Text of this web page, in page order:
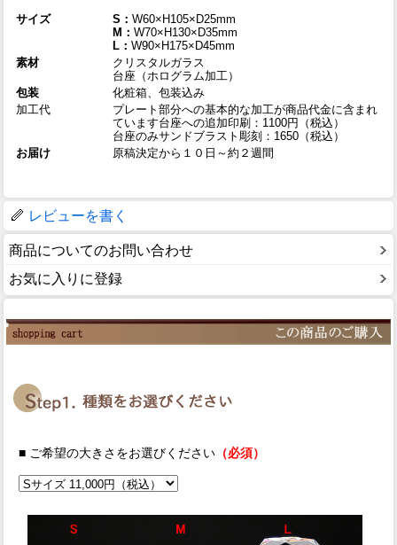
サイズ S： W60×H105×D25mm
M： W70×H130×D35mm
L： W90×H175×D45mm
素材
クリスタルガラス
台座（ホログラム加工）
包装
化粧箱、包装込み
加工代
プレート部分への基本的な加工が商品代金に含まれ
ています台座への追加印刷：1100円（税込）
台座のみサンドブラスト彫刻：1650（税込）
お届け
原稿決定から１０日～約２週間
レビューを書く
商品についてのお問い合わせ
お気に入りに登録
■ ご希望の大きさをお選びください（必須）